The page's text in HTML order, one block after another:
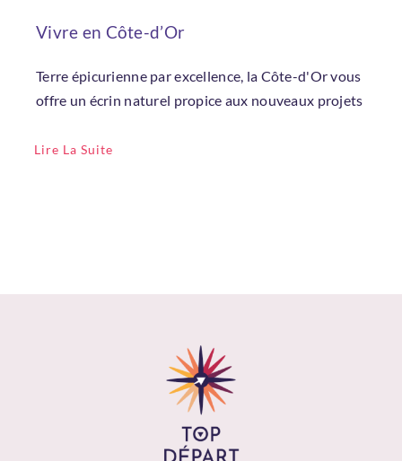
Vivre en Côte-d’Or
Terre épicurienne par excellence, la Côte-d'Or vous
offre un écrin naturel propice aux nouveaux projets
Lire La Suite